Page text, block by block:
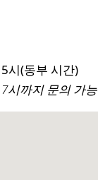
시(동부 시간)
시까지 문의 가능